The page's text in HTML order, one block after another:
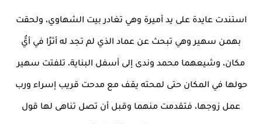
استندت عايدة على يد أميرة وهي تغادر بيت الشهاوي، ولحقت
بهمن سهير وهي تبحث عن عماد الذي لم تجد له أثرًا في أيُّ
مكان، وشيعهما محمد وندى إلى أسفل البناية، تلفتت سهير
حولها في المكان حتى لمحته يقف مع مدحت قريب إسراء ورب
عمل زوجها، فتقدمت منهما وقبل أن تصل تناهى لها قول